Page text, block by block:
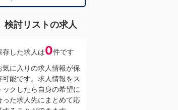
検討リストの求人
存した求人は0件です
気に入りの求人情報が保
可能です。求人情報をス
ックしたら自身の希望に
った求人先にまとめて応